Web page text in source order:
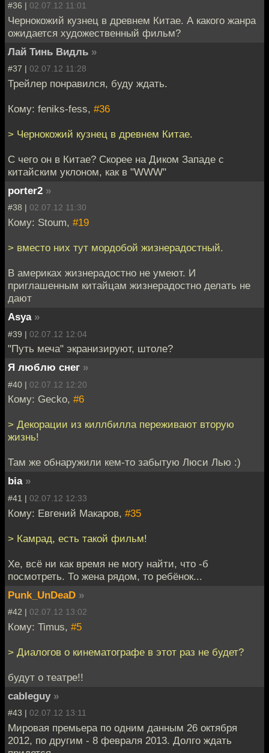
#36 | 02.07.12 11:01
Чернокожий кузнец в древнем Китае. А какого жанра
ожидается художественный фильм?
Лай Тинь Видль »
#37 | 02.07.12 11:28
Трейлер понравился, буду ждать.
Кому: feniks-fess, #36
> Чернокожий кузнец в древнем Китае.
С чего он в Китае? Скорее на Диком Западе с
китайским уклоном, как в "WWW"
porter2 »
#38 | 02.07.12 11:30
Кому: Stoum, #19
> вместо них тут мордобой жизнерадостный.
В америках жизнерадостно не умеют. И
приглашенным китайцам жизнерадостно делать не
дают
Asya »
#39 | 02.07.12 12:04
"Путь меча" экранизируют, штоле?
Я люблю снег »
#40 | 02.07.12 12:20
Кому: Gecko, #6
> Декорации из киллбилла переживают вторую
жизнь!
Там же обнаружили кем-то забытую Люси Лью :)
bia »
#41 | 02.07.12 12:33
Кому: Евгений Макаров, #35
> Камрад, есть такой фильм!
Хе, всё ни как время не могу найти, что -б
посмотреть. То жена рядом, то ребёнок...
Punk_UnDeaD »
#42 | 02.07.12 13:02
Кому: Timus, #5
> Диалогов о кинематографе в этот раз не будет?
будут о театре!!
cableguy »
#43 | 02.07.12 13:11
Мировая премьера по одним данным 26 октября
2012, по другим - 8 февраля 2013. Долго ждать